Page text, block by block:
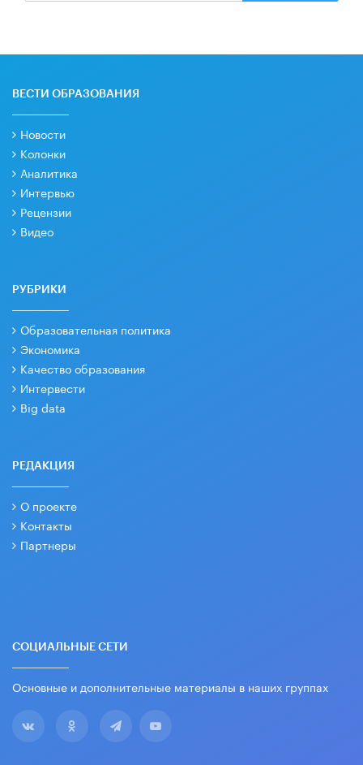
ВЕСТИ ОБРАЗОВАНИЯ
Новости
Колонки
Аналитика
Интервью
Рецензии
Видео
РУБРИКИ
Образовательная политика
Экономика
Качество образования
Интервести
Big data
РЕДАКЦИЯ
О проекте
Контакты
Партнеры
СОЦИАЛЬНЫЕ СЕТИ
Основные и дополнительные материалы в наших группах